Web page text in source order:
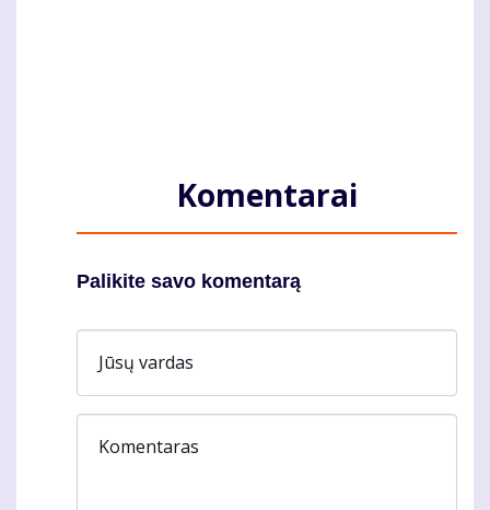
Komentarai
Palikite savo komentarą
Jūsų vardas
Komentaras